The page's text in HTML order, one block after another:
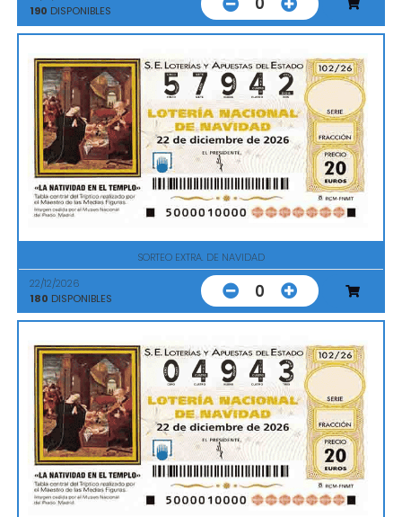
190 DISPONIBLES
SORTEO EXTRA. DE NAVIDAD
22/12/2026
180 DISPONIBLES 0